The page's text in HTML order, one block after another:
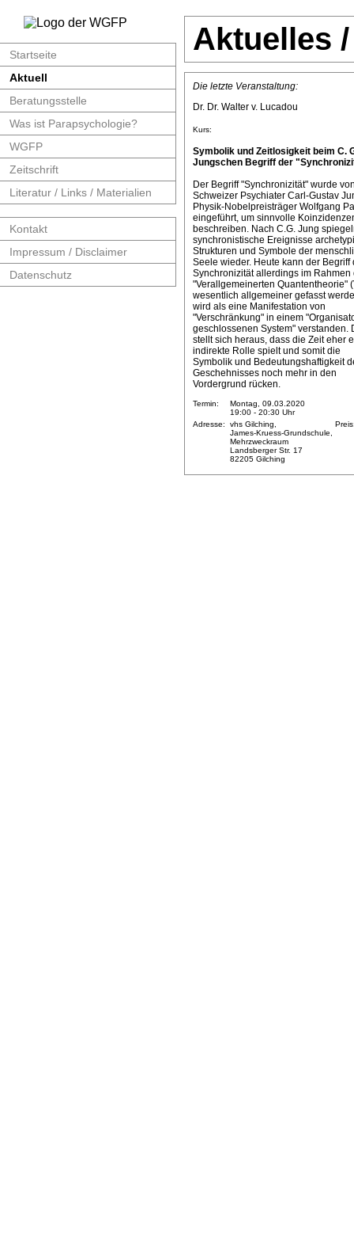
Startseite
Aktuell
Beratungsstelle
Was ist Parapsychologie?
WGFP
Zeitschrift
Literatur / Links / Materialien
Kontakt
Impressum / Disclaimer
Datenschutz
Aktuelles
Die letzte Veranstaltung:
Dr. Dr. Walter v. Lucadou
Kurs:
Symbolik und Zeitlosigkeit beim C.
Jungschen Begriff der
Der Begriff "Synchronizität" wurde
Schweizer Psychiater Carl-Gustav
Physik-Nobelpreisträger Wolfgang
eingeführt, um sinnvolle
beschreiben. Nach C.G. Jung
synchronistische Ereignisse
Strukturen und Symbole der
Seele wieder. Heute kann der Begriff
Synchronizität allerdings im Rahmen
"Verallgemeinerten Quantentheorie"
wesentlich allgemeiner gefasst
wird als eine Manifestation von
"Verschränkung" in einem
geschlossenen System" verstanden.
stellt sich heraus, dass die Zeit eher
indirekte Rolle spielt und somit die
Symbolik und Bedeutungshaftigkeit
Geschehnisses noch mehr in den
Vordergrund rücken.
Termin:
Montag, 09.03.2020
19:00 - 20:30 Uhr
Adresse:
vhs Gilching,
James-Kruess-Grundschule,
Mehrzweckraum
Landsberger Str. 17
82205 Gilching